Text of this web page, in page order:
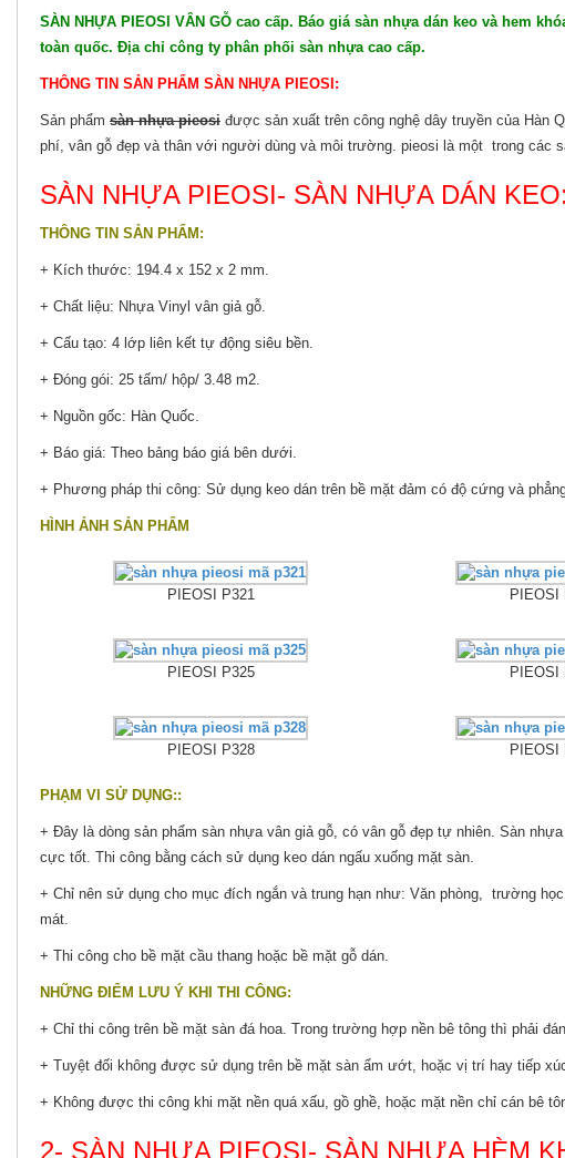
SÀN NHỰA PIEOSI VÂN GỖ cao cấp. Báo giá sàn nhựa dán keo và hem
toàn quốc. Địa chỉ công ty phân phối sàn nhựa cao cấp.
THÔNG TIN SẢN PHẨM SÀN NHỰA PIEOSI:
Sản phẩm sàn nhựa pieosi được sản xuất trên công nghệ dây truyền của Hàn
phí, vân gỗ đẹp và thân với người dùng và môi trường. pieosi là một trong các
SÀN NHỰA PIEOSI- SÀN NHỰA DÁN KEO:
THÔNG TIN SẢN PHẨM:
+ Kích thước: 194.4 x 152 x 2 mm.
+ Chất liệu: Nhựa Vinyl vân giả gỗ.
+ Cấu tạo: 4 lớp liên kết tự động siêu bền.
+ Đóng gói: 25 tấm/ hộp/ 3.48 m2.
+ Nguồn gốc: Hàn Quốc.
+ Báo giá: Theo bảng báo giá bên dưới.
+ Phương pháp thi công: Sử dụng keo dán trên bề mặt đảm có độ cứng và
HÌNH ẢNH SẢN PHẨM
PIEOSI P321 PIEOSI
PIEOSI P325 PIEOSI
PIEOSI P328 PIEOSI
PHẠM VI SỬ DỤNG::
+ Đây là dòng sản phẩm sàn nhựa vân giả gỗ, có vân gỗ đẹp tự nhiên. Sàn
cực tốt. Thi công bằng cách sử dụng keo dán ngấu xuống mặt sàn.
+ Chỉ nên sử dụng cho mục đích ngắn và trung hạn như: Văn phòng, trường
mát.
+ Thi công cho bề mặt cầu thang hoặc bề mặt gỗ dán.
NHỮNG ĐIỂM LƯU Ý KHI THI CÔNG:
+ Chỉ thi công trên bề mặt sàn đá hoa. Trong trường hợp nền bê tông thì phải
+ Tuyệt đối không được sử dụng trên bề mặt sàn ẩm ướt, hoặc vị trí hay tiếp
+ Không được thi công khi mặt nền quá xấu, gồ ghề, hoặc mặt nền chỉ cán bê
2- SÀN NHỰA PIEOSI- SÀN NHỰA HÈM